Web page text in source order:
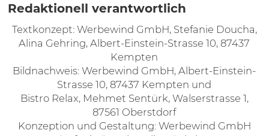
Redaktionell verantwortlich
Textkonzept: Werbewind GmbH, Stefanie Doucha,
Alina Gehring, Albert-Einstein-Strasse 10, 87437
Kempten
Bildnachweis: Werbewind GmbH, Albert-Einstein-
Strasse 10, 87437 Kempten und
Bistro Relax, Mehmet Sentürk, Walserstrasse 1,
87561 Oberstdorf
Konzeption und Gestaltung: Werbewind GmbH